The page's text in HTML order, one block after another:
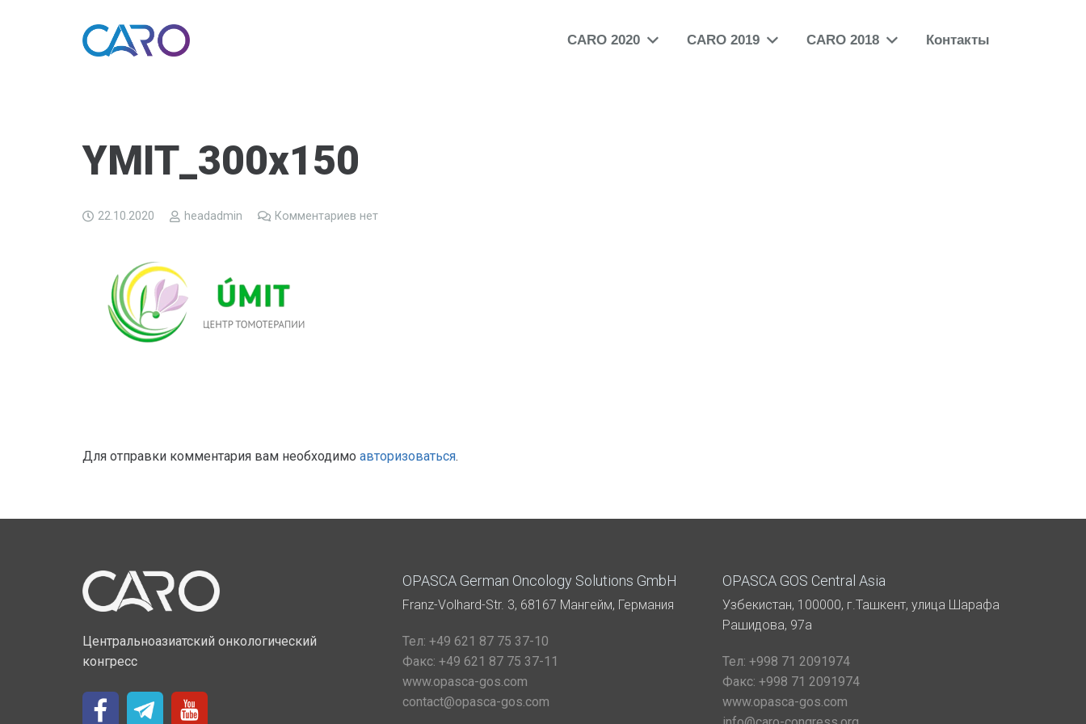
CARO 2020 CARO 2019 CARO 2018 Контакты
YMIT_300x150
22.10.2020 headadmin Комментариев нет
Для отправки комментария вам необходимо авторизоваться.
Центральноазиатский онкологический
конгресс
OPASCA German Oncology Solutions GmbH
Franz-Volhard-Str. 3, 68167 Мангейм, Германия
Тел: +49 621 87 75 37-10
Факс: +49 621 87 75 37-11
www.opasca-gos.com
contact@opasca-gos.com
OPASCA GOS Central Asia
Узбекистан, 100000, г.Ташкент, улица Шарафа
Рашидова, 97а
Тел: +998 71 2091974
Факс: +998 71 2091974
www.opasca-gos.com